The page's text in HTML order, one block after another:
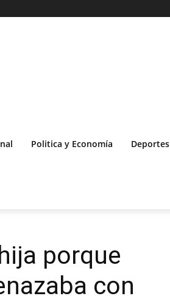
Politica y Economía Deportes
porque
con